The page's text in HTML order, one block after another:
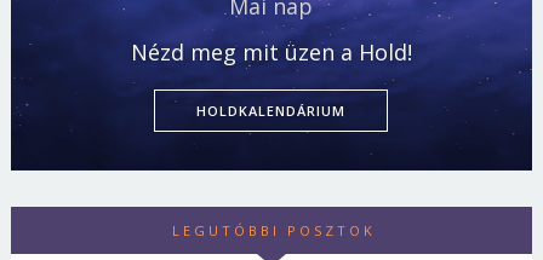
Mai nap
Nézd meg mit üzen a Hold!
HOLDKALENDÁRIUM
LEGUTÓBBI POSZTOK